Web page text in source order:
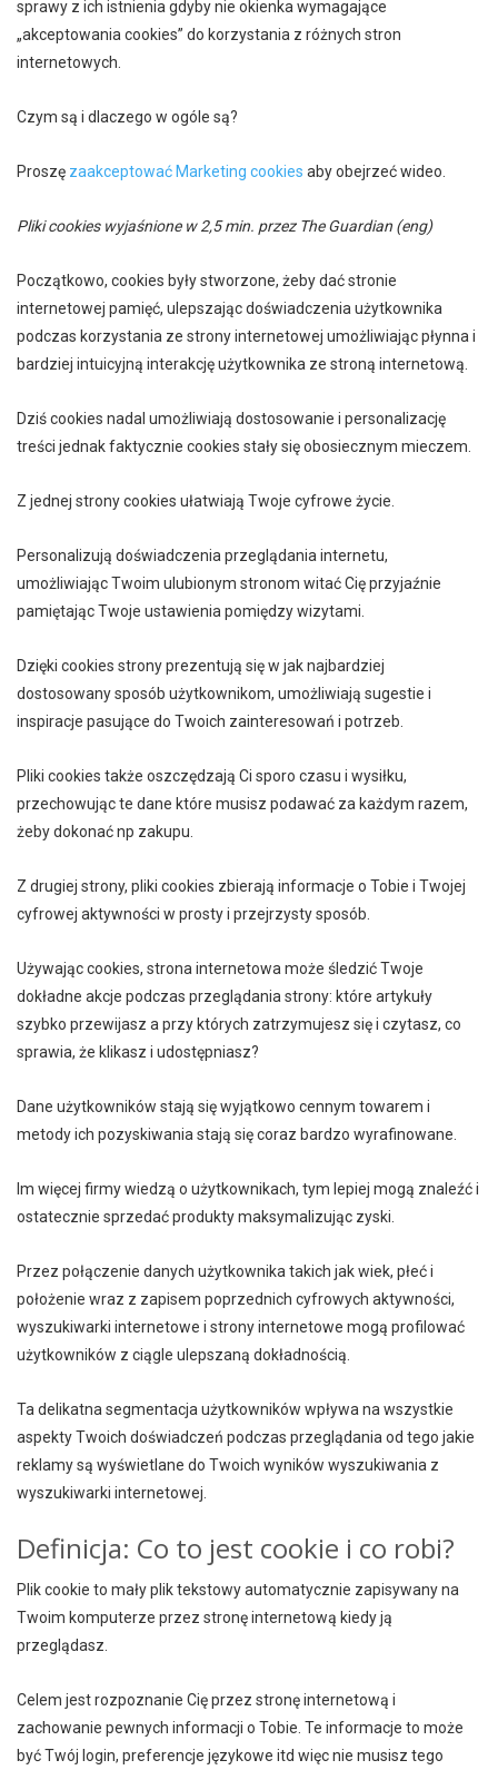
sprawy z ich istnienia gdyby nie okienka wymagające
„akceptowania cookies” do korzystania z różnych stron
internetowych.
Czym są i dlaczego w ogóle są?
Proszę zaakceptować Marketing cookies aby obejrzeć wideo.
Pliki cookies wyjaśnione w 2,5 min. przez The Guardian (eng)
Początkowo, cookies były stworzone, żeby dać stronie
internetowej pamięć, ulepszając doświadczenia użytkownika
podczas korzystania ze strony internetowej umożliwiając płynna i
bardziej intuicyjną interakcję użytkownika ze stroną internetową.
Dziś cookies nadal umożliwiają dostosowanie i personalizację
treści jednak faktycznie cookies stały się obosiecznym mieczem.
Z jednej strony cookies ułatwiają Twoje cyfrowe życie.
Personalizują doświadczenia przeglądania internetu,
umożliwiając Twoim ulubionym stronom witać Cię przyjaźnie
pamiętając Twoje ustawienia pomiędzy wizytami.
Dzięki cookies strony prezentują się w jak najbardziej
dostosowany sposób użytkownikom, umożliwiają sugestie i
inspiracje pasujące do Twoich zainteresowań i potrzeb.
Pliki cookies także oszczędzają Ci sporo czasu i wysiłku,
przechowując te dane które musisz podawać za każdym razem,
żeby dokonać np zakupu.
Z drugiej strony, pliki cookies zbierają informacje o Tobie i Twojej
cyfrowej aktywności w prosty i przejrzysty sposób.
Używając cookies, strona internetowa może śledzić Twoje
dokładne akcje podczas przeglądania strony: które artykuły
szybko przewijasz a przy których zatrzymujesz się i czytasz, co
sprawia, że klikasz i udostępniasz?
Dane użytkowników stają się wyjątkowo cennym towarem i
metody ich pozyskiwania stają się coraz bardzo wyrafinowane.
Im więcej firmy wiedzą o użytkownikach, tym lepiej mogą znaleźć i
ostatecznie sprzedać produkty maksymalizując zyski.
Przez połączenie danych użytkownika takich jak wiek, płeć i
położenie wraz z zapisem poprzednich cyfrowych aktywności,
wyszukiwarki internetowe i strony internetowe mogą profilować
użytkowników z ciągle ulepszaną dokładnością.
Ta delikatna segmentacja użytkowników wpływa na wszystkie
aspekty Twoich doświadczeń podczas przeglądania od tego jakie
reklamy są wyświetlane do Twoich wyników wyszukiwania z
wyszukiwarki internetowej.
Definicja: Co to jest cookie i co robi?
Plik cookie to mały plik tekstowy automatycznie zapisywany na
Twoim komputerze przez stronę internetową kiedy ją
przeglądasz.
Celem jest rozpoznanie Cię przez stronę internetową i
zachowanie pewnych informacji o Tobie. Te informacje to może
być Twój login, preferencje językowe itd więc nie musisz tego